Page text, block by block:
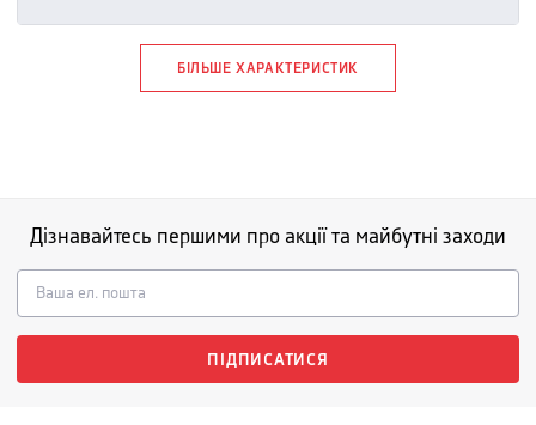
БІЛЬШЕ ХАРАКТЕРИСТИК
Дізнавайтесь першими про акції та майбутні заходи
ПІДПИСАТИСЯ